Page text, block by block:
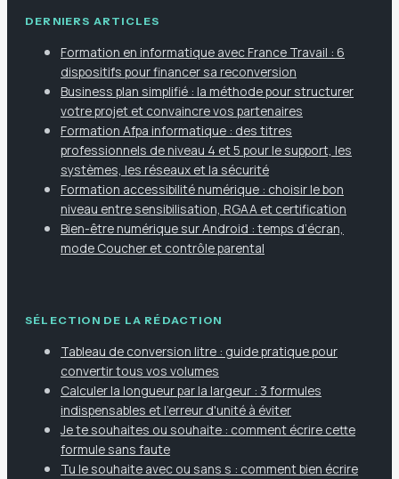
DERNIERS ARTICLES
Formation en informatique avec France Travail : 6
dispositifs pour financer sa reconversion
Business plan simplifié : la méthode pour structurer
votre projet et convaincre vos partenaires
Formation Afpa informatique : des titres
professionnels de niveau 4 et 5 pour le support, les
systèmes, les réseaux et la sécurité
Formation accessibilité numérique : choisir le bon
niveau entre sensibilisation, RGAA et certification
Bien-être numérique sur Android : temps d’écran,
mode Coucher et contrôle parental
SÉLECTION DE LA RÉDACTION
Tableau de conversion litre : guide pratique pour
convertir tous vos volumes
Calculer la longueur par la largeur : 3 formules
indispensables et l'erreur d'unité à éviter
Je te souhaites ou souhaite : comment écrire cette
formule sans faute
Tu le souhaite avec ou sans s : comment bien écrire